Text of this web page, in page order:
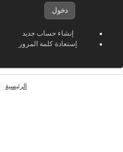
دخول
إنشاء حساب جديد
إستعادة كلمة المرور
الرئيسية